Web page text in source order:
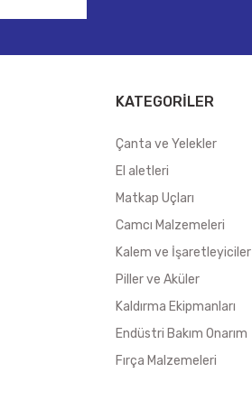
KATEGORİLER
Çanta ve Yelekler
El aletleri
Matkap Uçları
Camcı Malzemeleri
Kalem ve İşaretleyiciler
Piller ve Aküler
Kaldırma Ekipmanları
Endüstri Bakım Onarım
Fırça Malzemeleri